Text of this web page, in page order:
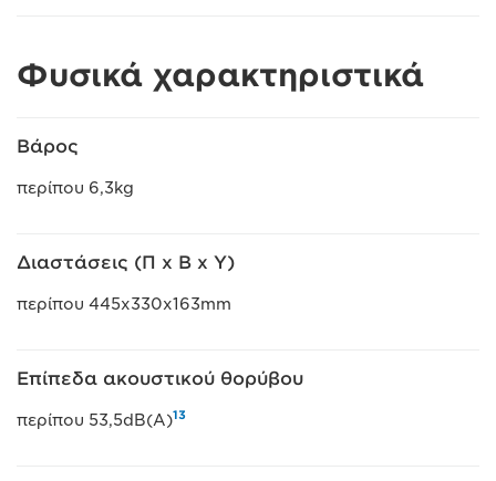
Φυσικά χαρακτηριστικά
Βάρος
περίπου 6,3kg
Διαστάσεις (Π x Β x Υ)
περίπου 445x330x163mm
Επίπεδα ακουστικού θορύβου
περίπου 53,5dB(A)13